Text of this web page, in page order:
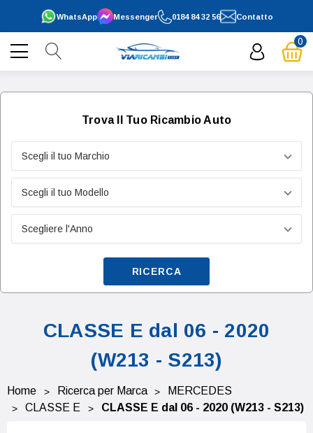
0184 84 32 56
WhatsApp Contatto
Messenger
0
Trova Il Tuo Ricambio Auto
RICERCA
CLASSE E dal 06 - 2020
(W213 - S213)
Home Ricerca per Marca
MERCEDES
CLASSE E
CLASSE E dal 06 - 2020 (W213 - S213)